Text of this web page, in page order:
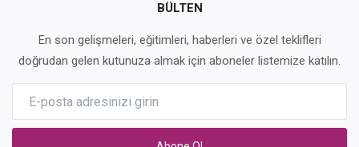
BÜLTEN
En son gelişmeleri, eğitimleri, haberleri ve özel teklifleri
doğrudan gelen kutunuza almak için aboneler listemize katılın.